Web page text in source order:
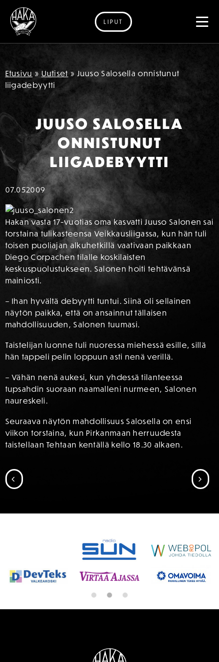
Siirry sisältöön
LIPUT
Etusivu » Uutiset » Juuso Salosella onnistunut
liigadebyytti
JUUSO SALOSELLA
ONNISTUNUT
LIIGADEBYYTTI
07.052009
Hakan vasta 17-vuotias oma kasvatti Juuso Salonen sai
torstaina tulikasteensa Veikkausliigassa, kun hän tuli
toisen puoliajan alkuhetkillä vaativaan paikkaan
Diego Corpachen tilalle koskilaisten
keskuspuolustukseen. Salonen hoiti tehtävänsä
mainiosti.
– Ihan hyvältä debyytti tuntui. Siinä oli sellainen
näytön paikka, että on ansainnut tällaisen
mahdollisuuden, Salonen tuumasi.
Taistelijan luonne tuli nuoressa miehessä esille, sillä
hän tappeli pelin loppuun asti nenä verillä.
– Vähän nenä aukesi, kun yhdessä tilanteessa
tupsahdin suoraan naamalleni nurmeen, Salonen
naureskeli.
Seuraava näytön mahdollisuus Salosella on ensi
viikon torstaina, kun Pirkanmaan herruudesta
taistellaan Tehtaan kentällä kello 18.30 alkaen.
SIIRRY EDELLISEEN